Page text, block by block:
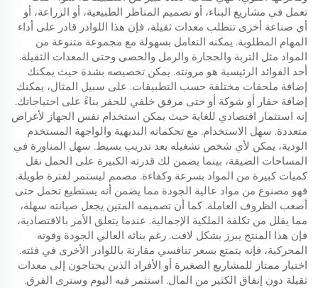
تعمل في مشاريع البناء، أو تصميم المناظر الطبيعية، أو الزراعة، أو
أي صناعة أخرى تتطلب معدات ثقيلة، فإن هذا اللوادر قادر على أداء
المهام المطلوبة. يمكنه التعامل بسهولة مع مجموعة متنوعة من
المواد مثل التربة والحجارة والرمل والحصى وحتى المعدات الثقيلة.
أحد الفوائد الرئيسية هو مرونته. يمكن تخصيصه بشدة حيث يمكنك
إضافة ملحقات مختلفة حسب التطبيقات. على سبيل المثال، يمكنك
إضافة حفار أو شوكة أو حتى مرفق خلفي للحفر بناءً على احتياجاتك.
إنه استثمار اقتصادي للغاية حيث يمكن استخدام نفس الجهاز لأغراض
متعددة. سهل الاستخدام. مع تحكماته البديهية والواجهة المستخدم
الودية، يمكن لأي شخص تشغيله بعد تدريب بسيط. سهل المناورة في
المساحات الضيقة، بينما يضمن لك قدرته الكبيرة على الحمل نقل
كميات كبيرة من المواد بسرعة وكفاءة. مصمم ليستمر لفترة طويلة.
فهو مصنوع من مواد عالية الجودة مما يضمن أنه يستطيع تحمل حتى
أصعب الظروف العاملة. كما أن تصميمه المتين يجعل صيانته سهلة،
مما يقلل من تكلفة الملكية الإجمالية. عندما يتعلق الأمر بالاقتصادية،
فإن هذا المنتج يبرز بشكل لافت. رغم بنائه العالي الجودة وقوته
المحركية، فإنه يتمتع بسعر تنافسي مقارنة باللوادر الأخرى في فئته.
اختيار ممتاز للمشاريع الصغيرة أو الأفراد الذين يحتاجون إلى معدات
ثقيلة دون إنفاق الكثير من المال. استثمر فيه اليوم وسترى الفرق.